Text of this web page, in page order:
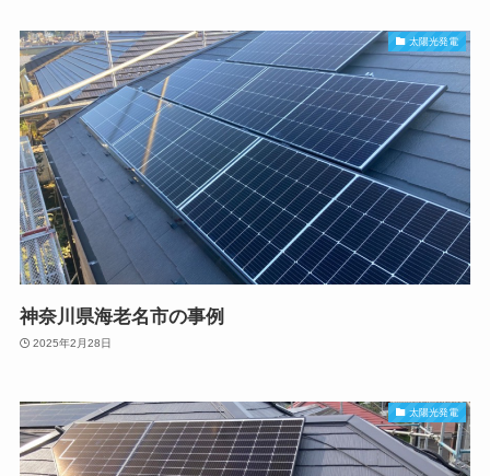
太陽光発電
神奈川県海老名市の事例
2025年2月28日
太陽光発電